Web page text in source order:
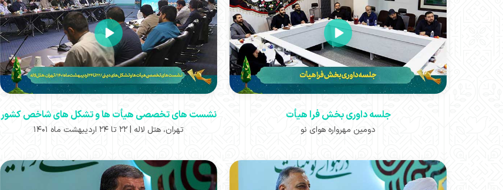
جلسه داوری بخش فرا هیأت
دومین مهرواره هوای نو
نشست های تخصصی هیأت ها و تشکل های شاخص کشور
تهران، هتل لاله | ۲۲ تا ۲۴ اردیبهشت ماه ۱۴۰۱